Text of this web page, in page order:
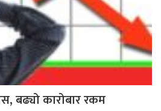
बढ्यो कारोबार रकम